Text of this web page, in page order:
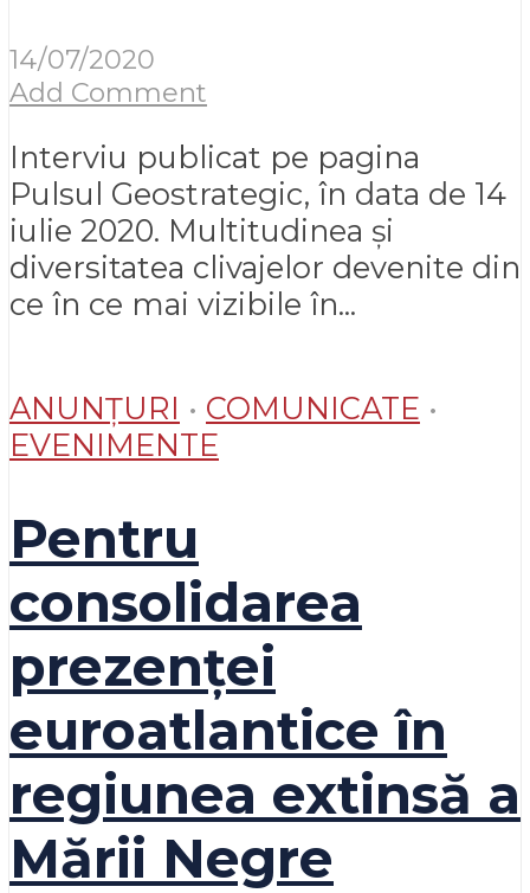
14/07/2020
Add Comment
Interviu publicat pe pagina
Pulsul Geostrategic, în data de 14
iulie 2020. Multitudinea și
diversitatea clivajelor devenite din
ce în ce mai vizibile în...
ANUNȚURI • COMUNICATE •
EVENIMENTE
Pentru
consolidarea
prezenței
euroatlantice în
regiunea extinsă a
Mării Negre